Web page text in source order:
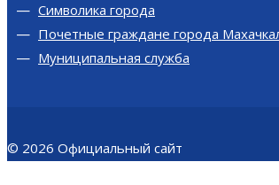
Символика города
Почетные граждане города
Муниципальная служба
© 2026 Официальный сайт
Собрания депутатов городского округа